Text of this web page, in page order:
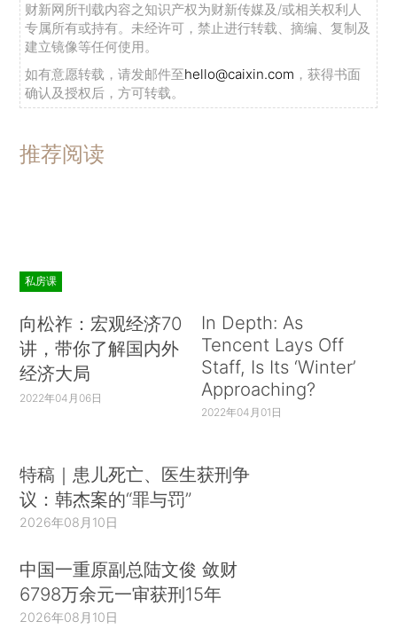
财新网所刊载内容之知识产权为财新传媒及/或相关权利人
专属所有或持有。未经许可，禁止进行转载、摘编、复制及
建立镜像等任何使用。
如有意愿转载，请发邮件至hello@caixin.com ，获得书面
确认及授权后，方可转载。
推荐阅读
私房课
向松祚：宏观经济70
讲，带你了解国内外
经济大局
2022年04月06日
In Depth: As
Tencent Lays Off
Staff, Is Its ‘Winter’
Approaching?
2022年04月01日
特稿｜患儿死亡、医生获刑争
议：韩杰案的“罪与罚”
2026年08月10日
中国一重原副总陆文俊 敛财
6798万余元一审获刑15年
2026年08月10日